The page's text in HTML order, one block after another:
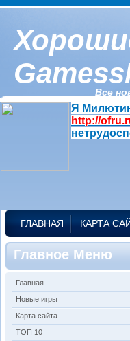
Все
Я
http://
ГЛАВНАЯ КАРТА
Главное Меню
Главная
Новые игры
Карта сайта
ТОП 10